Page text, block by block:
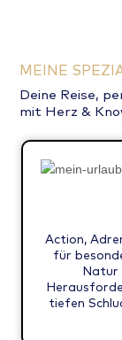
MEINE
Deine Reise,
mit Herz &
Action,
für
Natur
tiefen